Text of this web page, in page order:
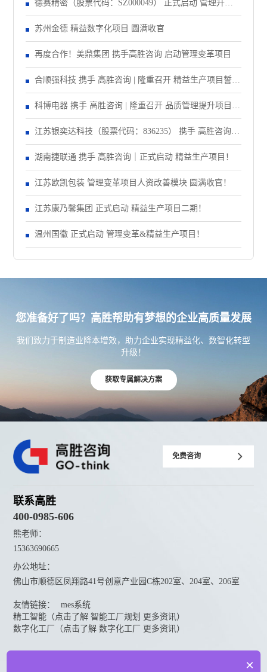
德赛精密（股票代码：SZ000049） 正式启动 管理升级&
精益注塑项目！
苏州金德 精益数字化项目 圆满收官
再度合作！美鼎集团 携手高胜咨询 启动管理变革项目
合顺强科技 携手 高胜咨询 | 隆重召开 精益生产项目誓师
大会！
科博电器 携手 高胜咨询 | 隆重召开 品质管理提升项目启
动大会！
江苏银奕达科技（股票代码：836235） 携手 高胜咨询｜
正式启动 管理变革项目
湖南捷联通 携手 高胜咨询｜正式启动 精益生产项目！
江苏欧凯包装 管理变革项目人资改善模块 圆满收官！
江苏康乃馨集团 正式启动 精益生产项目二期！
温州国徽 正式启动 管理变革&精益生产项目！
您准备好了吗？高胜帮助有梦想的企业高质量发展
我们致力于制造业降本增效，助力企业实现精益化、数智化转型
升级！
获取专属解决方案
免费咨询
联系高胜
400-0985-606
熊老师：
15363690665
办公地址：
佛山市顺德区凤翔路41号创意产业园C栋202室、204室、206室
友情链接：
mes系统
精工智能（点击了解 智能工厂规划 更多资讯）
数字化工厂（点击了解 数字化工厂 更多资讯）
×